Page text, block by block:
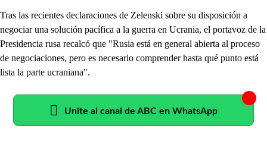
Tras las recientes declaraciones de Zelenski sobre su disposición a
negociar una solución pacífica a la guerra en Ucrania, el portavoz de la
Presidencia rusa recalcó que "Rusia está en general abierta al proceso
de negociaciones, pero es necesario comprender hasta qué punto está
lista la parte ucraniana".
Unite al canal de ABC en WhatsApp